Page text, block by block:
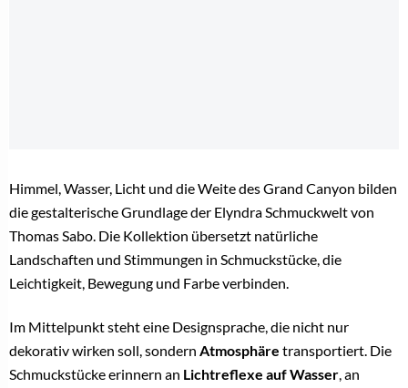
Himmel, Wasser, Licht und die Weite des Grand Canyon bilden
die gestalterische Grundlage der Elyndra Schmuckwelt von
Thomas Sabo. Die Kollektion übersetzt natürliche
Landschaften und Stimmungen in Schmuckstücke, die
Leichtigkeit, Bewegung und Farbe verbinden.
Im Mittelpunkt steht eine Designsprache, die nicht nur
dekorativ wirken soll, sondern Atmosphäre transportiert. Die
Schmuckstücke erinnern an Lichtreflexe auf Wasser, an